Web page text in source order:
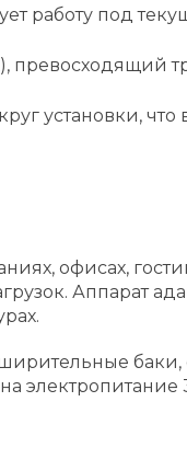
работу под
установки,
офисах,
Аппарат